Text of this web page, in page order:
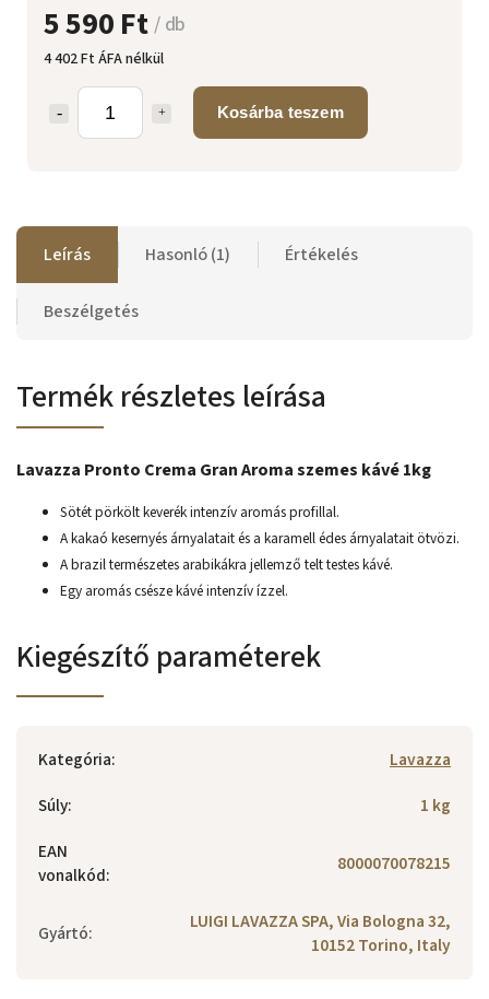
5 590 Ft/ db
4 402 Ft ÁFA nélkül
Kosárba teszem
Leírás Hasonló (1) Értékelés
Beszélgetés
Termék részletes leírása
Lavazza Pronto Crema Gran Aroma szemes kávé 1kg
Sötét pörkölt keverék intenzív aromás profillal.
A kakaó kesernyés árnyalatait és a karamell édes árnyalatait ötvözi.
A brazil természetes arabikákra jellemző telt testes kávé.
Egy aromás csésze kávé intenzív ízzel.
Kiegészítő paraméterek
Kategória:
Lavazza
Súly:
1 kg
EAN
vonalkód: 8000070078215
Gyártó:
LUIGI LAVAZZA SPA, Via Bologna 32,
10152 Torino, Italy